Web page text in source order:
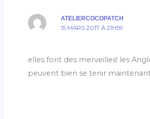
ATELIERCOCOPATCH
15 MARS 2017 À 21H59
elles font des merveilles! les
peuvent bien se tenir